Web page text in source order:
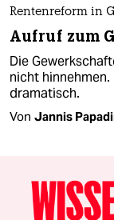
Rentenreform in
Aufruf zum
Die
nicht
dramatisch.
Von Jannis